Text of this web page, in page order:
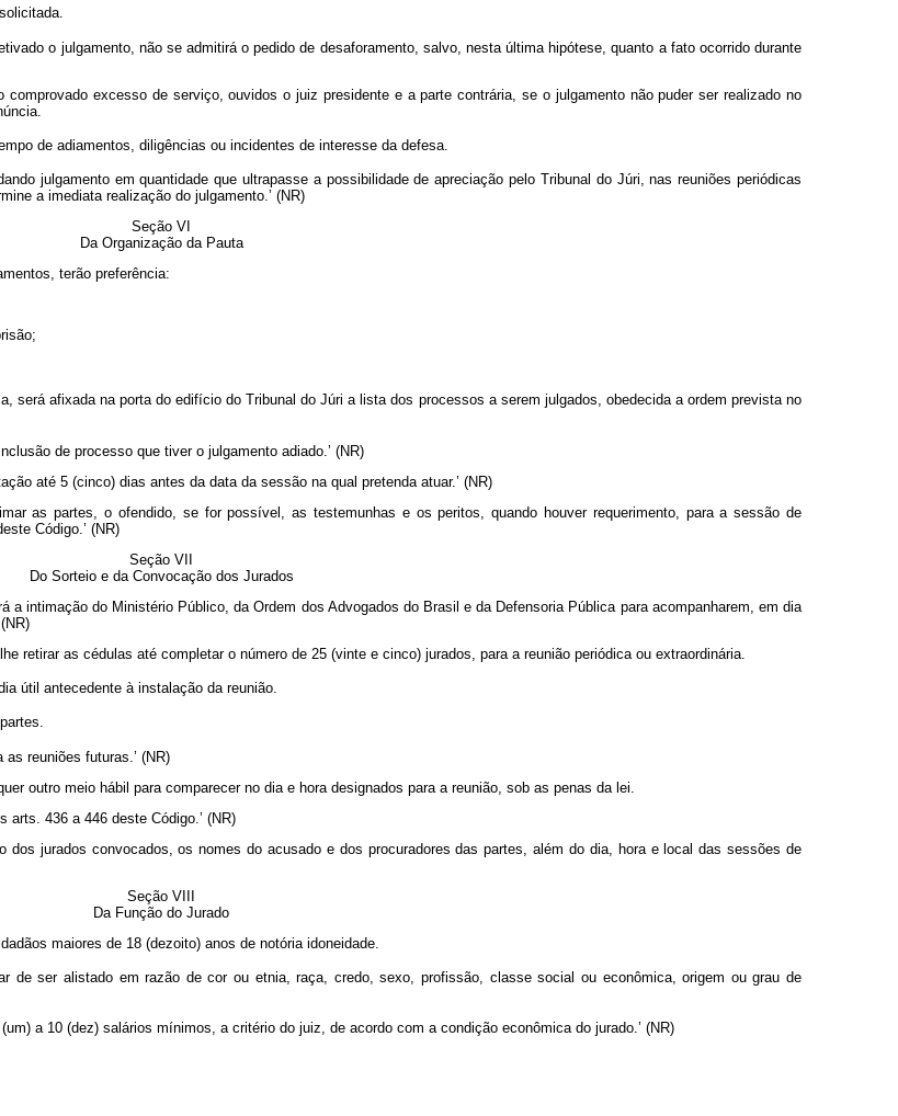
o julgamento, não se admitirá o pedido de desaforamento, salvo, nesta última hipótese, quanto a fato ocorrido durante
excesso de serviço, ouvidos o juiz presidente e a parte contrária, se o julgamento não puder ser realizado no
de adiamentos, diligências ou incidentes de interesse da defesa.
julgamento em quantidade que ultrapasse a possibilidade de apreciação pelo Tribunal do Júri, nas reuniões periódicas
a imediata realização do julgamento.’ (NR)
Seção VI
Da Organização da Pauta
terão preferência:
será afixada na porta do edifício do Tribunal do Júri a lista dos processos a serem julgados, obedecida a ordem prevista no
de processo que tiver o julgamento adiado.’ (NR)
até 5 (cinco) dias antes da data da sessão na qual pretenda atuar.’ (NR)
as partes, o ofendido, se for possível, as testemunhas e os peritos, quando houver requerimento, para a sessão de
Código.’ (NR)
Seção VII
Do Sorteio e da Convocação dos Jurados
a intimação do Ministério Público, da Ordem dos Advogados do Brasil e da Defensoria Pública para acompanharem, em dia
retirar as cédulas até completar o número de 25 (vinte e cinco) jurados, para a reunião periódica ou extraordinária.
útil antecedente à instalação da reunião.
reuniões futuras.’ (NR)
outro meio hábil para comparecer no dia e hora designados para a reunião, sob as penas da lei.
436 a 446 deste Código.’ (NR)
jurados convocados, os nomes do acusado e dos procuradores das partes, além do dia, hora e local das sessões de
Seção VIII
Da Função do Jurado
maiores de 18 (dezoito) anos de notória idoneidade.
ser alistado em razão de cor ou etnia, raça, credo, sexo, profissão, classe social ou econômica, origem ou grau de
a 10 (dez) salários mínimos, a critério do juiz, de acordo com a condição econômica do jurado.’ (NR)